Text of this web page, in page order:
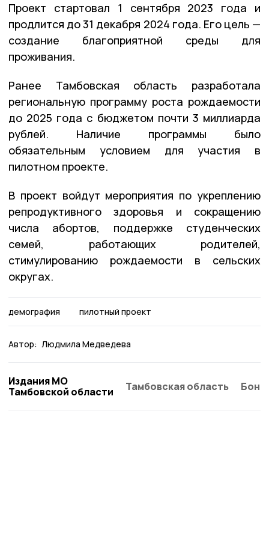
Проект стартовал 1 сентября 2023 года и
продлится до 31 декабря 2024 года. Его цель —
создание благоприятной среды для
проживания.
Ранее Тамбовская область разработала
региональную программу роста рождаемости
до 2025 года с бюджетом почти 3 миллиарда
рублей. Наличие программы было
обязательным условием для участия в
пилотном проекте.
В проект войдут мероприятия по укреплению
репродуктивного здоровья и сокращению
числа абортов, поддержке студенческих
семей, работающих родителей,
стимулированию рождаемости в сельских
округах.
демография пилотный проект
Автор: Людмила Медведева
Издания МО
Тамбовской области
Тамбовская область